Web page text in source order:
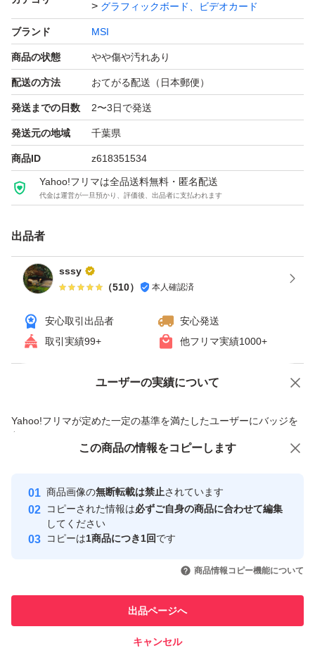
あります。
現在は取り外し済みのため、詳細なベンチマーク確認は行
っていません。
中古PCパーツの性質をご理解のうえ、ご購入ください。
すり替え防止のため、返品はご遠慮ください。
緩衝材で保護して発送します。
グラフィックボード、ビデオカード
ブランド MSI
商品の状態 やや傷や汚れあり
配送の方法 おてがる配送（日本郵便）
発送までの日数 2〜3日で発送
発送元の地域 千葉県
商品ID z618351534
Yahoo!フリマは全品送料無料・匿名配送
代金は運営が一旦預かり、評価後、出品者に支払われます
出品者
sssy
（510） 本人確認済
安心取引出品者
安心発送
取引実績99+
他フリマ実績1000+
ユーザーの実績について
Yahoo!フリマが定めた一定の基準を満たしたユーザーにバッジを
付与しています
安心取引出品者
心・安全なユーザーです
取引実績
引を完了させた実績があります
での取引実績があります
価格の相談 商品への質問
この商品の情報をコピーします
商品画像の無断転載は禁止されています
コピーされた情報は必ずご自身の商品に合わせて編集
してください
コピーは1商品につき1回です
商品情報コピー機能について
出品ページへ
キャンセル
この商品をみている人にオススメ